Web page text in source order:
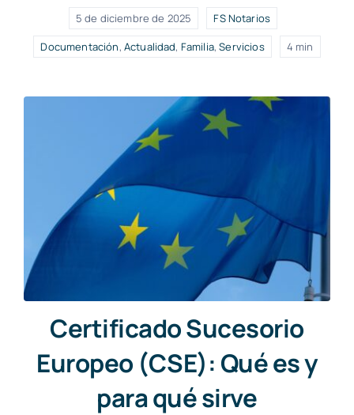
5 de diciembre de 2025
FS Notarios
Documentación, Actualidad, Familia,Servicios 4 min
Certificado Sucesorio
Europeo (CSE): Qué es y
para qué sirve